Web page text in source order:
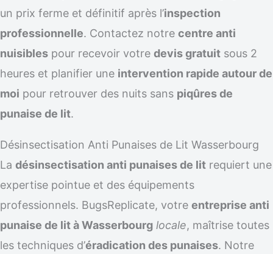
un prix ferme et définitif après l’inspection
professionnelle. Contactez notre centre anti
nuisibles pour recevoir votre devis gratuit sous 2
heures et planifier une intervention rapide autour de
moi pour retrouver des nuits sans piqûres de
punaise de lit.
Désinsectisation Anti Punaises de Lit Wasserbourg
La désinsectisation anti punaises de lit requiert une
expertise pointue et des équipements
professionnels. BugsReplicate, votre entreprise anti
punaise de lit à Wasserbourg locale, maîtrise toutes
les techniques d’éradication des punaises. Notre